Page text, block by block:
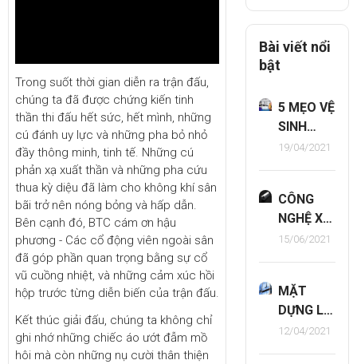
Trong suốt thời gian diễn ra trận đấu,
chúng ta đã được chứng kiến tinh
thần thi đấu hết sức, hết mình, những
cú đánh uy lực và những pha bỏ nhỏ
đầy thông minh, tinh tế. Những cú
phản xạ xuất thần và những pha cứu
thua kỳ diệu đã làm cho không khí sân
bãi trở nên nóng bỏng và hấp dẫn.
Bên cạnh đó, BTC cám ơn hậu
phương - Các cổ động viên ngoài sân
đã góp phần quan trọng bằng sự cổ
vũ cuồng nhiệt, và những cảm xúc hồi
hộp trước từng diễn biến của trận đấu.
Kết thúc giải đấu, chúng ta không chỉ
ghi nhớ những chiếc áo ướt đẫm mồ
hôi mà còn những nụ cười thân thiện
Bài viết nổi
bật
5 MẸO VỆ
SINH
CỬA
SÁNG
BÓNG
NHƯ
MỚI!!
19/04/2021
CÔNG
NGHỆ XI
MẠ
LƯỢNG
CAO TẠI
TIẾN
ĐẠT
15/06/2021
MẶT
DỰNG LÝ
TƯỞNG
12/04/2021